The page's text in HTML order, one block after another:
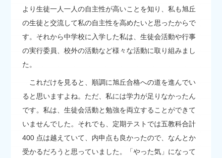
より生徒一人一人の自主性が高いことを知り、私も旭丘
の生徒と交流して私の自主性を高めたいと思ったからで
す。それから中学校に入学した私は、生徒会活動や行事
の実行委員、校外の活動など様々な活動に取り組みまし
た。
これだけを見ると、順調に旭丘合格への道を進んでい
ると思いますよね。ただ、私には学力が足りなかったん
です。私は、生徒会活動と勉強を両立することができて
いませんでした。それでも、定期テストでは五教科合計
400 点は越えていて、内申点も良かったので、なんとか
受かるだろうと思っていました。「やった気」になって